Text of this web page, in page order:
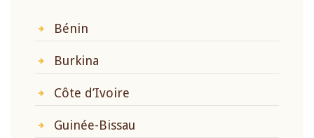
Bénin
Burkina
Côte d’Ivoire
Guinée-Bissau